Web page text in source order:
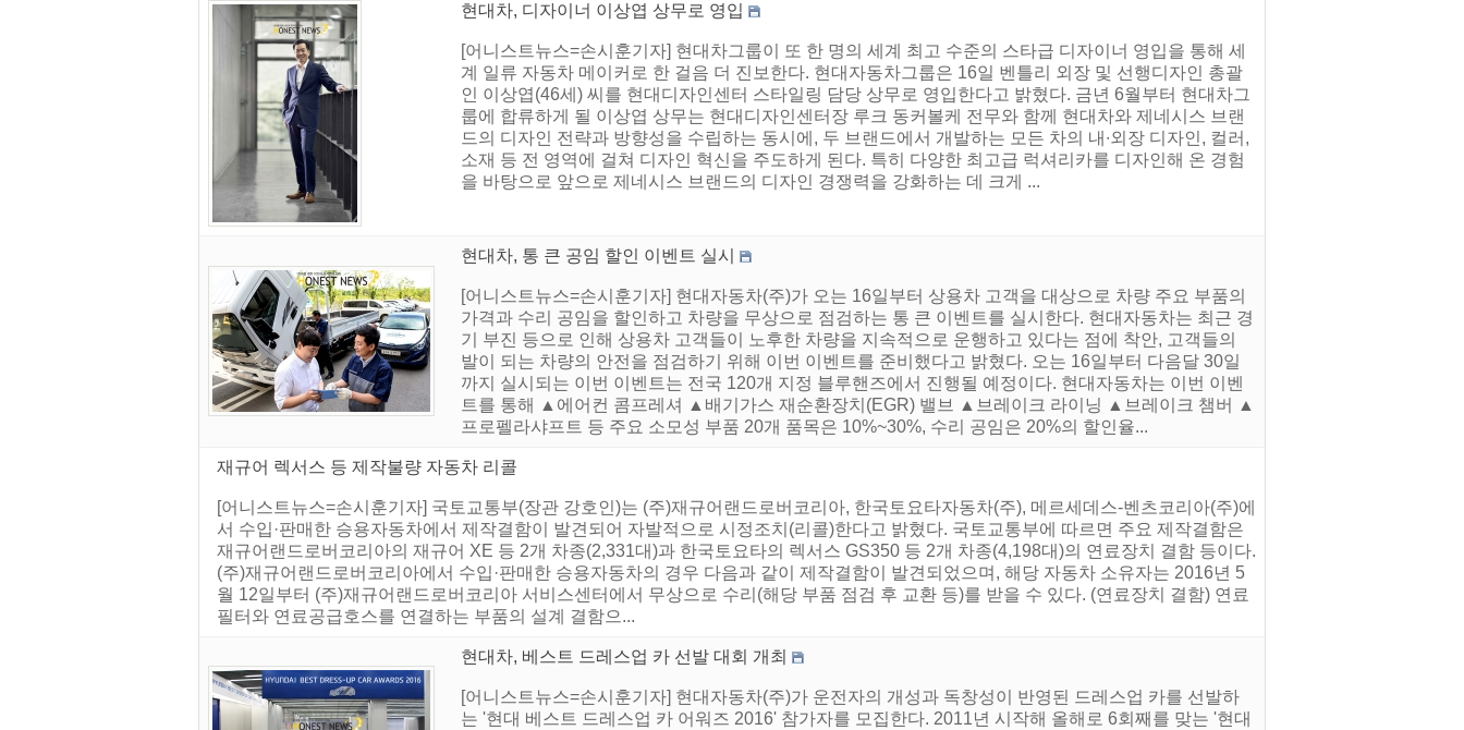
현대차, 디자이너 이상엽 상무로 영입
[어니스트뉴스=손시훈기자] 현대차그룹이 또 한 명의 세계 최고 수준의 스타급 디자이너 영입을 통해 세
계 일류 자동차 메이커로 한 걸음 더 진보한다. 현대자동차그룹은 16일 벤틀리 외장 및 선행디자인 총괄
인 이상엽(46세) 씨를 현대디자인센터 스타일링 담당 상무로 영입한다고 밝혔다. 금년 6월부터 현대차그
룹에 합류하게 될 이상엽 상무는 현대디자인센터장 루크 동커볼케 전무와 함께 현대차와 제네시스 브랜
드의 디자인 전략과 방향성을 수립하는 동시에, 두 브랜드에서 개발하는 모든 차의 내∙외장 디자인, 컬러,
소재 등 전 영역에 걸쳐 디자인 혁신을 주도하게 된다. 특히 다양한 최고급 럭셔리카를 디자인해 온 경험
을 바탕으로 앞으로 제네시스 브랜드의 디자인 경쟁력을 강화하는 데 크게 ...
현대차, 통 큰 공임 할인 이벤트 실시
[어니스트뉴스=손시훈기자] 현대자동차(주)가 오는 16일부터 상용차 고객을 대상으로 차량 주요 부품의
가격과 수리 공임을 할인하고 차량을 무상으로 점검하는 통 큰 이벤트를 실시한다. 현대자동차는 최근 경
기 부진 등으로 인해 상용차 고객들이 노후한 차량을 지속적으로 운행하고 있다는 점에 착안, 고객들의
발이 되는 차량의 안전을 점검하기 위해 이번 이벤트를 준비했다고 밝혔다. 오는 16일부터 다음달 30일
까지 실시되는 이번 이벤트는 전국 120개 지정 블루핸즈에서 진행될 예정이다. 현대자동차는 이번 이벤
트를 통해 ▲에어컨 콤프레셔 ▲배기가스 재순환장치(EGR) 밸브 ▲브레이크 라이닝 ▲브레이크 챔버 ▲
프로펠라샤프트 등 주요 소모성 부품 20개 품목은 10%~30%, 수리 공임은 20%의 할인율...
재규어 렉서스 등 제작불량 자동차 리콜
[어니스트뉴스=손시훈기자] 국토교통부(장관 강호인)는 (주)재규어랜드로버코리아, 한국토요타자동차(주), 메르세데스-벤츠코리아(주)에
서 수입·판매한 승용자동차에서 제작결함이 발견되어 자발적으로 시정조치(리콜)한다고 밝혔다. 국토교통부에 따르면 주요 제작결함은
재규어랜드로버코리아의 재규어 XE 등 2개 차종(2,331대)과 한국토요타의 렉서스 GS350 등 2개 차종(4,198대)의 연료장치 결함 등이다.
(주)재규어랜드로버코리아에서 수입·판매한 승용자동차의 경우 다음과 같이 제작결함이 발견되었으며, 해당 자동차 소유자는 2016년 5
월 12일부터 (주)재규어랜드로버코리아 서비스센터에서 무상으로 수리(해당 부품 점검 후 교환 등)를 받을 수 있다. (연료장치 결함) 연료
필터와 연료공급호스를 연결하는 부품의 설계 결함으...
현대차, 베스트 드레스업 카 선발 대회 개최
[어니스트뉴스=손시훈기자] 현대자동차(주)가 운전자의 개성과 독창성이 반영된 드레스업 카를 선발하
는 '현대 베스트 드레스업 카 어워즈 2016' 참가자를 모집한다. 2011년 시작해 올해로 6회째를 맞는 '현대